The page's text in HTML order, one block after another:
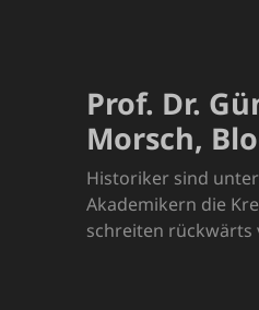
Prof. Dr.
Morsch,
Historiker sind
Akademikern die
schreiten rückwärts